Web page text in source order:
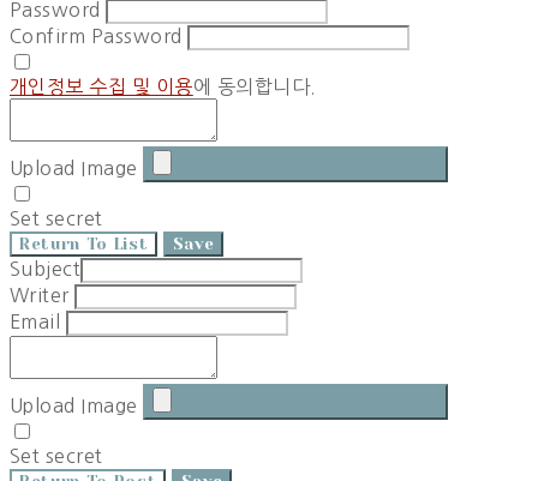
Password
Confirm Password
개인정보 수집 및 이용에 동의합니다.
Upload Image
Set secret
Return To List Save
Subject
Writer
Email
Upload Image
Set secret